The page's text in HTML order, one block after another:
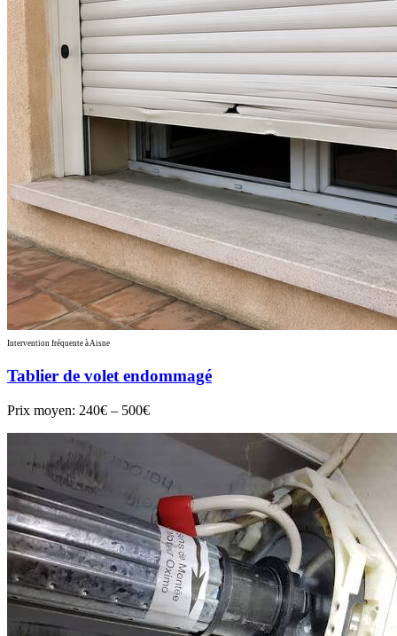
Intervention fréquente à Aisne
Tablier de volet endommagé
Prix moyen: 240€ – 500€